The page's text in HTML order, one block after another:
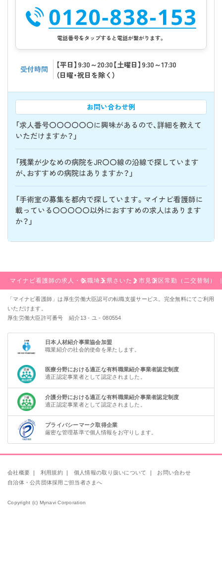
電話番号をタップすると電話が繋がります。
受付時間
【平日】9:30～20:30【土曜日】9:30～17:30
（日曜・祝日を除く）
お問い合わせ例
「求人番号〇〇〇〇〇〇に興味があるので、詳細を教えて
いただけますか？」
「残業が少なめの病院をJR〇〇線の沿線で探しています
が、おすすめの病院はありますか？」
「手術室の募集を都内で探しています。マイナビ看護師に
載っている〇〇〇〇〇以外におすすめの求人はあります
か？」
マイナビ看護師の求人・転職埼玉県 さいたま市 見沼区常勤（二交替制）
「マイナビ看護師」は厚生労働大臣認可の転職支援サービス。完全無料にてご利用
いただけます。
厚生労働大臣許可番号 紹介13 - ユ - 080554
日本人材紹介事業協会加盟
職業紹介の社会的使命を果たします。
医療分野における適正な有料職業紹介事業者認定制度
適正認定事業者として認定されました。
介護分野における適正な有料職業紹介事業者認定制度
適正認定事業者として認定されました。
プライバシーマーク取得企業
厳密な管理基準で個人情報をお守りします。
会社概要 ｜ 利用規約 ｜ 個人情報の取り扱いについて ｜
お問い合わせ
自治体・公共団体採用ご担当者さまへ
Copyright (c) Mynavi Corporation